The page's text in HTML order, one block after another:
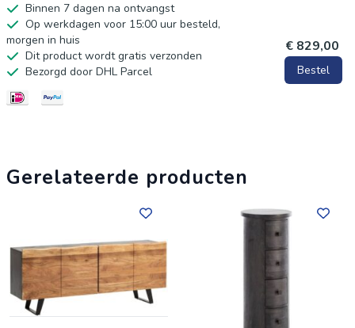
Binnen 7 dagen na ontvangst
Op werkdagen voor 15:00 uur besteld,
morgen in huis
Dit product wordt gratis verzonden
Bezorgd door DHL Parcel
€ 829,00
Bestel
Gerelateerde producten